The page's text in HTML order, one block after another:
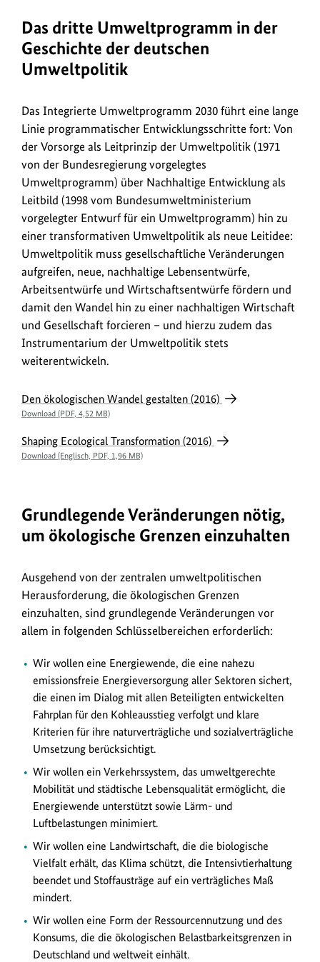
Das dritte Umweltprogramm in der
Geschichte der deutschen
Umweltpolitik
Das Integrierte Umweltprogramm 2030 führt eine lange
Linie programmatischer Entwicklungsschritte fort: Von
der Vorsorge als Leitprinzip der Umweltpolitik (1971
von der Bundesregierung vorgelegtes
Umweltprogramm) über Nachhaltige Entwicklung als
Leitbild (1998 vom Bundesumweltministerium
vorgelegter Entwurf für ein Umweltprogramm) hin zu
einer transformativen Umweltpolitik als neue Leitidee:
Umweltpolitik muss gesellschaftliche Veränderungen
aufgreifen, neue, nachhaltige Lebensentwürfe,
Arbeitsentwürfe und Wirtschaftsentwürfe fördern und
damit den Wandel hin zu einer nachhaltigen Wirtschaft
und Gesellschaft forcieren – und hierzu zudem das
Instrumentarium der Umweltpolitik stets
weiterentwickeln.
Publikation
Den ökologischen Wandel gestalten (2016)
Download (PDF, 4,52 MB)
Shaping Ecological Transformation (2016)
Download (Englisch, PDF, 1,96 MB)
Grundlegende Veränderungen nötig,
um ökologische Grenzen einzuhalten
Ausgehend von der zentralen umweltpolitischen
Herausforderung, die ökologischen Grenzen
einzuhalten, sind grundlegende Veränderungen vor
allem in folgenden Schlüsselbereichen erforderlich:
Wir wollen eine Energiewende, die eine nahezu
emissionsfreie Energieversorgung aller Sektoren sichert,
die einen im Dialog mit allen Beteiligten entwickelten
Fahrplan für den Kohleausstieg verfolgt und klare
Kriterien für ihre naturverträgliche und sozialverträgliche
Umsetzung berücksichtigt.
Wir wollen ein Verkehrssystem, das umweltgerechte
Mobilität und städtische Lebensqualität ermöglicht, die
Energiewende unterstützt sowie Lärm- und
Luftbelastungen minimiert.
Wir wollen eine Landwirtschaft, die die biologische
Vielfalt erhält, das Klima schützt, die Intensivtierhaltung
beendet und Stoffausträge auf ein verträgliches Maß
mindert.
Wir wollen eine Form der Ressourcennutzung und des
Konsums, die die ökologischen Belastbarkeitsgrenzen in
Deutschland und weltweit einhält.